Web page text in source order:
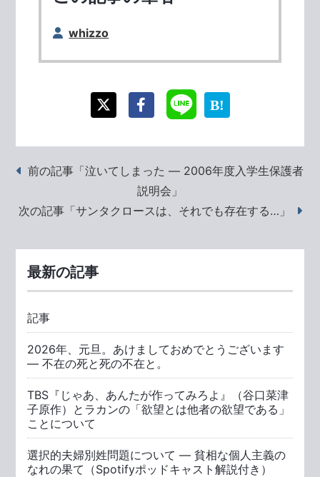
whizzo
前の記事「泣いてしまった ― 2006年度入学生保護者
説明会」
次の記事「サンタクロースは、それでも存在する…」
最新の記事
記事
2026年、元旦。あけましておめでとうございます
― 不在の死と死の不在と。
TBS『じゃあ、あんたが作ってみろよ』（谷口菜津
子原作）とラカンの「欲望とは他者の欲望である」
ことについて
選択的夫婦別姓問題について ― 貧相な個人主義の
なれの果て（Spotifyポッドキャスト解説付き）